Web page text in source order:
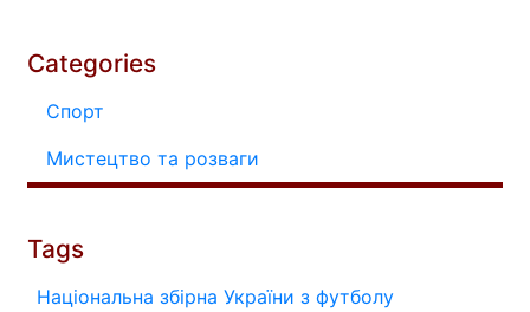
Categories
Спорт
Мистецтво та розваги
Tags
Національна збірна України з футболу